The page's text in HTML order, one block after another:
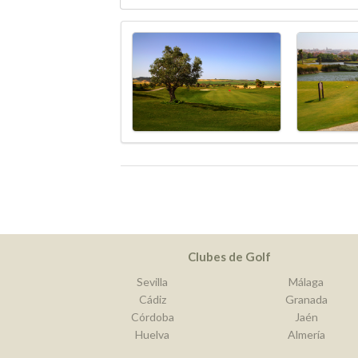
Clubes de Golf
Sevilla
Cádiz
Córdoba
Huelva
Málaga
Granada
Jaén
Almería